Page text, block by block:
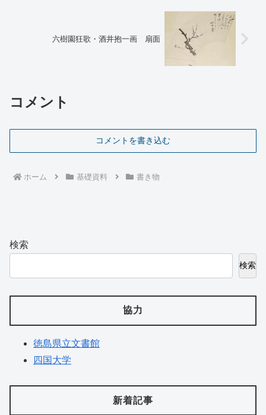
六樹園狂歌・酒井抱一画 扇面
コメント
コメントを書き込む
ホーム 基礎資料 書き物
検索
検索
協力
徳島県立文書館
四国大学
新着記事